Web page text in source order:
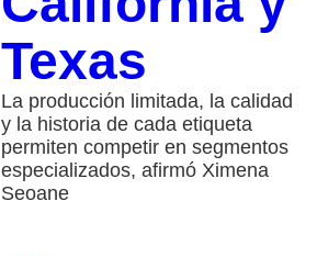
Texas
La producción limitada, la calidad
y la historia de cada etiqueta
permiten competir en segmentos
especializados, afirmó Ximena
Seoane